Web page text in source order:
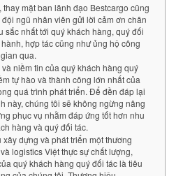
thay mặt ban lãnh đạo Bestcargo cũng
ngũ nhân viên gửi lời cảm ơn chân
sắc nhất tới quý khách hàng, quý đối
hợp tác cũng như ủng hộ công
qua.
niềm tin của quý khách hàng quý
tự hào và thành công lớn nhất của
quá trình phát triển. Để đền đáp lại
này, chúng tôi sẽ không ngừng nâng
phục vụ nhằm đáp ứng tốt hơn nhu
hàng và quý đối tác.
xây dựng và phát triển một thương
logistics Việt thực sự chất lượng,
quý khách hàng quý đối tác là tiêu